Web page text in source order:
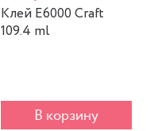
Клей E6000 Craft
109.4 ml
В корзину